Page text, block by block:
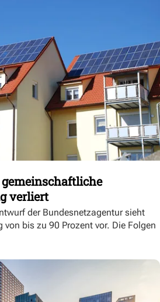
verliert
der Bundesnetzagentur sieht
bis zu 90 Prozent vor. Die Folgen